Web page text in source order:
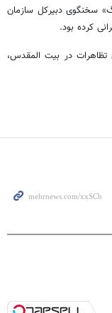
سخنگوی دبیرکل سازمان
کرده بود.
در بیت المقدس،